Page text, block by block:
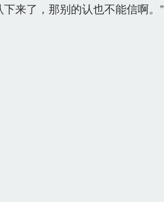
来了，那别的认也不能信啊。”